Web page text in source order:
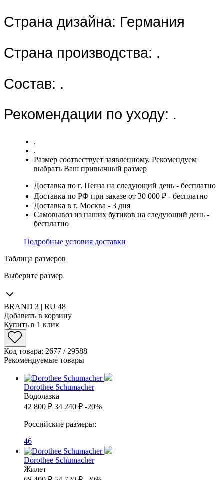
Страна дизайна: Германия
Страна производства: .
Состав: .
Рекомендации по уходу: .
.
.
Размер соотвествует заявленному. Рекомендуем
выбрать Ваш привычный размер
Доставка по г. Пенза на следующий день - бесплатно
Доставка по РФ при заказе от 30 000 ₽ - бесплатно
Доставка в г. Москва - 3 дня
Самовывоз из наших бутиков на следующий день -
бесплатно
Подробные условия доставки
Таблица размеров
Выберите размер
BRAND 3 | RU 48
Добавить в корзину
Купить в 1 клик
Код товара: 2677 / 29588
Рекомендуемые товары
Dorothee Schumacher
Водолазка
42 800 ₽ 34 240 ₽ -20%
Российские размеры:
46
Dorothee Schumacher
Жилет